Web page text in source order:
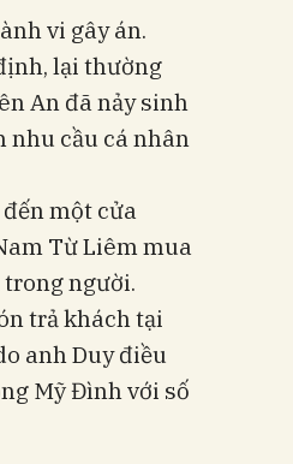
vi gây án.
lại thường
An đã nảy sinh
nhu cầu cá nhân
một cửa
Từ Liêm mua
trong người.
trả khách tại
anh Duy điều
Mỹ Đình với số